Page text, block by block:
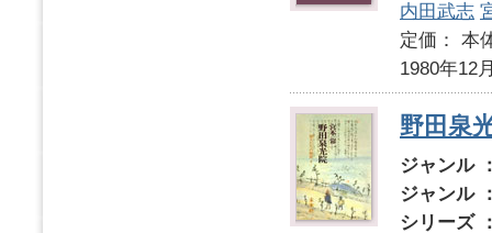
内田武志
定価：
1980年12
野田泉
ジャンル
ジャンル
シリーズ